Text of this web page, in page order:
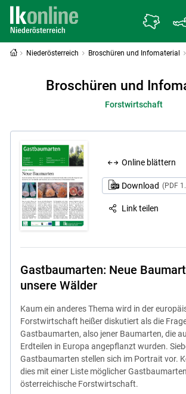
Niederösterreich Broschüren und Infomaterial
Broschüren und
Forstwirtschaft
Online blättern
Download (PDF
Link teilen
Gastbaumarten: Neue
unsere Wälder
Kaum ein anderes Thema wird in der
Forstwirtschaft heißer diskutiert als die
Gastbaumarten, also jener Baumarten, die
Erdteilen in Europa angepflanzt wurden.
Gastbaumarten stellen sich im Portrait vor.
dies mit einer Liste möglicher
österreichische Forstwirtschaft.